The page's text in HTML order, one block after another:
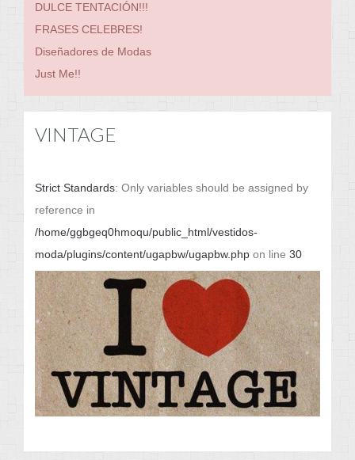
DULCE TENTACIÓN!!!
FRASES CELEBRES!
Diseñadores de Modas
Just Me!!
VINTAGE
Strict Standards: Only variables should be assigned by
reference in
/home/ggbgeq0hmoqu/public_html/vestidos-
moda/plugins/content/ugapbw/ugapbw.php on line 30